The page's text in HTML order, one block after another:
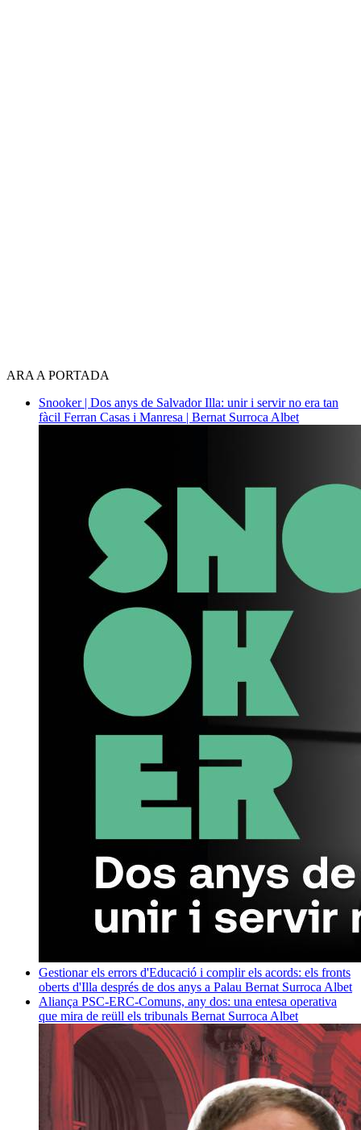
ARA A PORTADA
Snooker | Dos anys de Salvador Illa: unir i servir no era tan
fàcil Ferran Casas i Manresa | Bernat Surroca Albet
Gestionar els errors d'Educació i complir els acords: els fronts
oberts d'Illa després de dos anys a Palau Bernat Surroca Albet
Aliança PSC-ERC-Comuns, any dos: una entesa operativa
que mira de reüll els tribunals Bernat Surroca Albet